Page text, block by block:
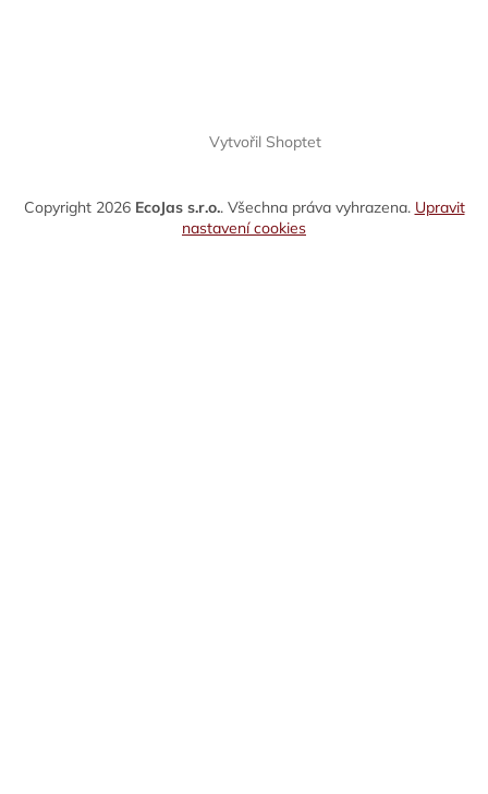
Vytvořil Shoptet
Copyright 2026 EcoJas s.r.o.. Všechna práva vyhrazena. Upravit
nastavení cookies